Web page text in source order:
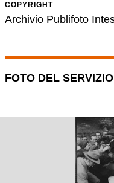
COPYRIGHT
Archivio Publifoto
FOTO DEL